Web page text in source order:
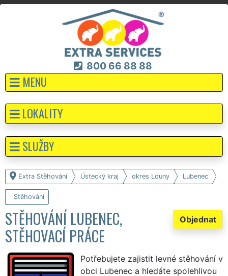
800 66 88 88
MENU
Extra Stěhování Ústecký kraj okres Louny Lubenec
Stěhování
Objednat
STĚHOVÁNÍ LUBENEC,
STĚHOVACÍ PRÁCE
Potřebujete zajistit levné stěhování v
obci Lubenec a hledáte spolehlivou
LOKALITY
SLUŽBY